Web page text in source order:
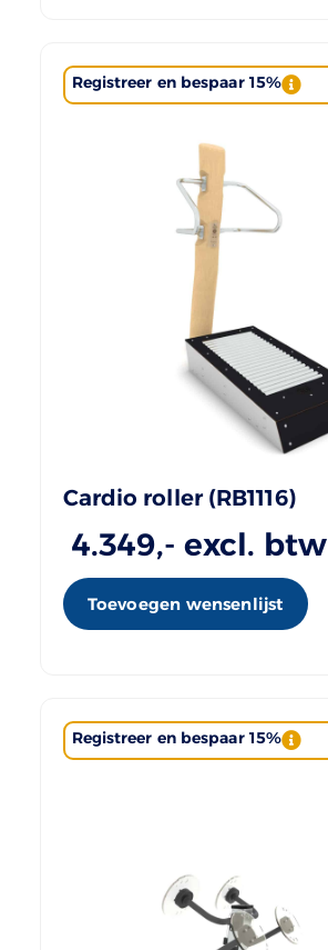
Registreer en bespaar 15%
Cardio roller (RB1116)
4.349,- excl. btw
Toevoegen wensenlijst
Registreer en bespaar 15%